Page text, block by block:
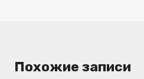
Похожие записи